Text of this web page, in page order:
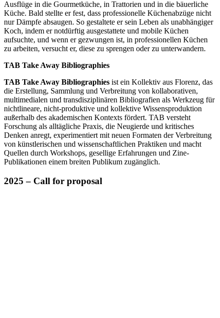
Ausflüge in die Gourmetküche, in Trattorien und in die bäuerliche
Küche. Bald stellte er fest, dass professionelle Küchenabzüge nicht
nur Dämpfe absaugen. So gestaltete er sein Leben als unabhängiger
Koch, indem er notdürftig ausgestattete und mobile Küchen
aufsuchte, und wenn er gezwungen ist, in professionellen Küchen
zu arbeiten, versucht er, diese zu sprengen oder zu unterwandern.
TAB Take Away Bibliographies
TAB Take Away Bibliographies ist ein Kollektiv aus Florenz, das
die Erstellung, Sammlung und Verbreitung von kollaborativen,
multimedialen und transdisziplinären Bibliografien als Werkzeug für
nichtlineare, nicht-produktive und kollektive Wissensproduktion
außerhalb des akademischen Kontexts fördert. TAB versteht
Forschung als alltägliche Praxis, die Neugierde und kritisches
Denken anregt, experimentiert mit neuen Formaten der Verbreitung
von künstlerischen und wissenschaftlichen Praktiken und macht
Quellen durch Workshops, gesellige Erfahrungen und Zine-
Publikationen einem breiten Publikum zugänglich.
2025 – Call for proposal